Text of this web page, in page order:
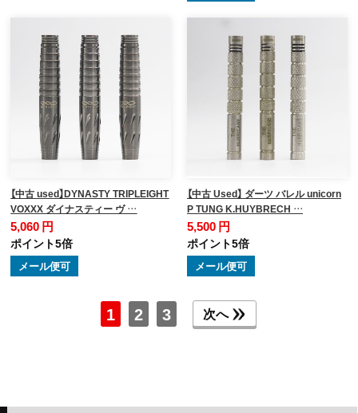
【中古 used】DYNASTY TRIPLEIGHT
VOXXX ダイナスティー ヴ …
5,060 円
ポイント5倍
メール便可
【中古 Used】 ダーツ バレル unicorn
P TUNG K.HUYBRECH …
5,500 円
ポイント5倍
メール便可
1 2 3 次へ